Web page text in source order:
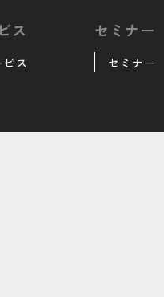
ス
ス
セミナー
セミナー